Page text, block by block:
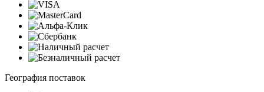
География поставок